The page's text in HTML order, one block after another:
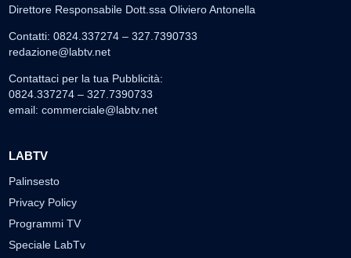
Direttore Responsabile Dott.ssa Oliviero Antonella
Contatti: 0824.337274 – 327.7390733
redazione@labtv.net
Contattaci per la tua Pubblicità:
0824.337274 – 327.7390733
email: commerciale@labtv.net
LABTV
Palinsesto
Privacy Policy
Programmi TV
Speciale LabTv